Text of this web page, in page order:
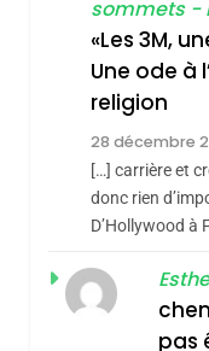
6
sommets -
«Les 3M,
Une ode à
religion
28 décembre
[…] carrière et
donc rien
D’Hollywood à
pas